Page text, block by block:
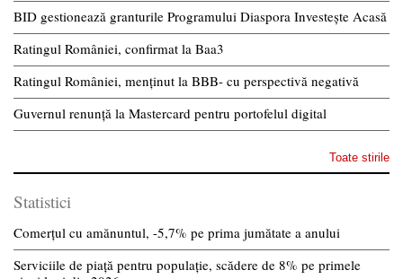
BID gestionează granturile Programului Diaspora Investește Acasă
Ratingul României, confirmat la Baa3
Ratingul României, menținut la BBB- cu perspectivă negativă
Guvernul renunță la Mastercard pentru portofelul digital
Toate stirile
Statistici
Comerțul cu amănuntul, -5,7% pe prima jumătate a anului
Serviciile de piață pentru populație, scădere de 8% pe primele